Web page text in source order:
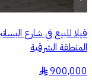
فيلا للبيع في شارع
المنطقة الشرقية
900,000
§